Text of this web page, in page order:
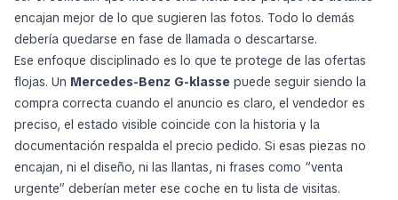
encajan mejor de lo que sugieren las fotos. Todo lo demás
debería quedarse en fase de llamada o descartarse.
Ese enfoque disciplinado es lo que te protege de las ofertas
flojas. Un Mercedes-Benz G-klasse puede seguir siendo la
compra correcta cuando el anuncio es claro, el vendedor es
preciso, el estado visible coincide con la historia y la
documentación respalda el precio pedido. Si esas piezas no
encajan, ni el diseño, ni las llantas, ni frases como “venta
urgente” deberían meter ese coche en tu lista de visitas.